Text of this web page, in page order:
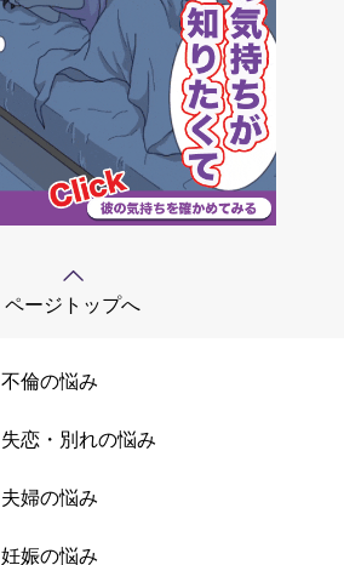
ページトップへ
不倫の悩み
失恋・別れの悩み
夫婦の悩み
妊娠の悩み